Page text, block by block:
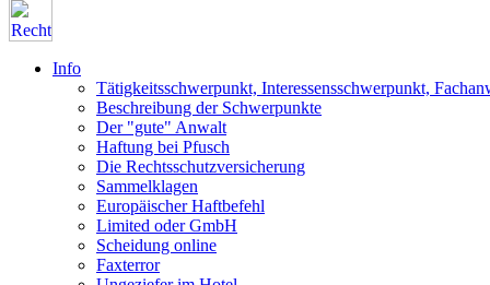
Info
Tätigkeitsschwerpunkt, Interessensschwerpunkt,
Beschreibung der Schwerpunkte
Der "gute" Anwalt
Haftung bei Pfusch
Die Rechtsschutzversicherung
Sammelklagen
Europäischer Haftbefehl
Limited oder GmbH
Scheidung online
Faxterror